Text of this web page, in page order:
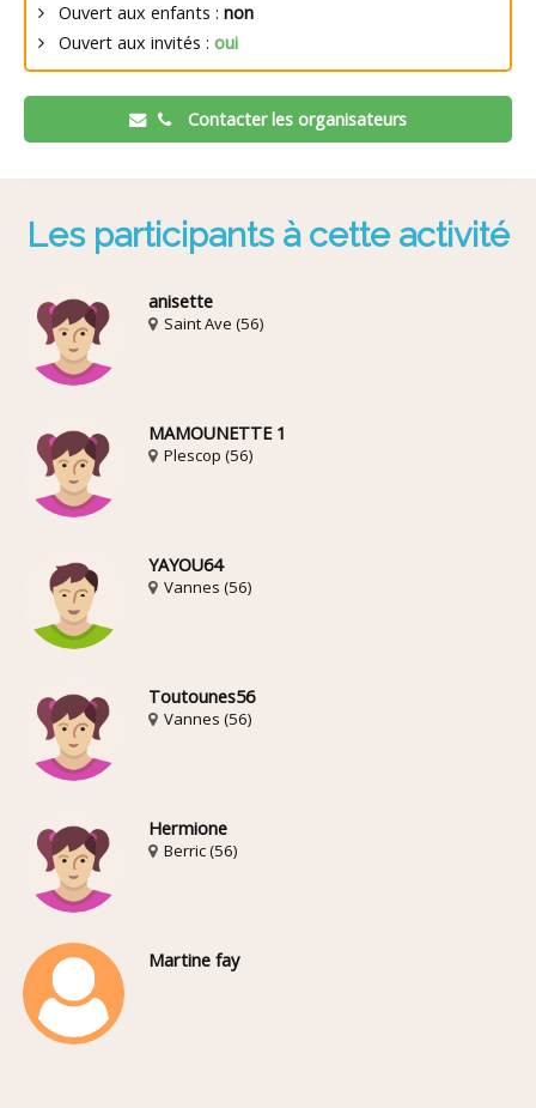
Ouvert aux enfants : non
Ouvert aux invités : oui
Contacter les organisateurs
Les participants à cette activité
anisette
Saint Ave (56)
MAMOUNETTE 1
Plescop (56)
YAYOU64
Vannes (56)
Toutounes56
Vannes (56)
Hermione
Berric (56)
Martine fay